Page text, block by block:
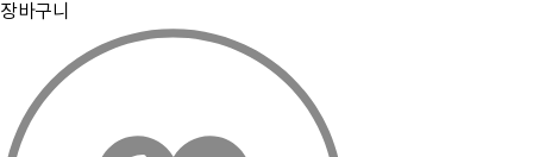
장바구니